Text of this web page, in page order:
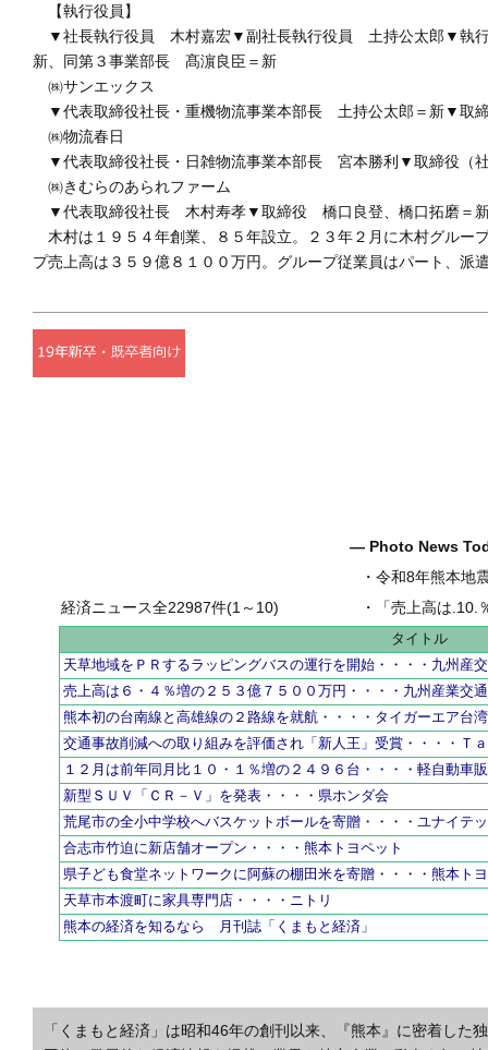
【執行役員】
▼社長執行役員 木村嘉宏▼副社長執行役員 土持公太郎▼執行
新、同第３事業部長 髙濵良臣＝新
㈱サンエックス
▼代表取締役社長・重機物流事業本部長 土持公太郎＝新▼取
㈱物流春日
▼代表取締役社長・日雑物流事業本部長 宮本勝利▼取締役（
㈱きむらのあられファーム
▼代表取締役社長 木村寿孝▼取締役 橋口良登、橋口拓磨＝新
木村は１９５４年創業、８５年設立。２３年２月に木村グルー
プ売上高は３５９億８１００万円。グループ従業員はパート、派
― Photo News
・令和8年熊本地
・
「売上高は.10.％増の
経済ニュース全22987件(1～10)
タイトル
天草地域をＰＲするラッピングバスの運行を開始・・・・九州産
売上高は６・４％増の２５３億７５００万円・・・・九州産業交
熊本初の台南線と高雄線の２路線を就航・・・・タイガーエア台湾
交通事故削減への取り組みを評価され「新人王」受賞・・・・Ｔ
１２月は前年同月比１０・１％増の２４９６台・・・・軽自動車
新型ＳＵＶ「ＣＲ－Ｖ」を発表・・・・県ホンダ会
荒尾市の全小中学校へバスケットボールを寄贈・・・・ユナイテ
合志市竹迫に新店舗オープン・・・・熊本トヨペット
県子ども食堂ネットワークに阿蘇の棚田米を寄贈・・・・熊本ト
天草市本渡町に家具専門店・・・・ニトリ
熊本の経済を知るなら 月刊誌「くまもと経済」
「くまもと経済」は昭和46年の創刊以来、『熊本』に密着し